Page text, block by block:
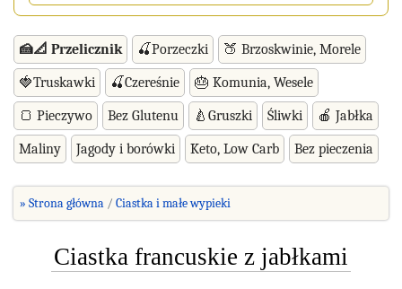
🍰📐 Przelicznik 🍒Porzeczki 🍑 Brzoskwinie, Morele
🍓Truskawki 🍒Czereśnie 🎂 Komunia, Wesele
🍞 Pieczywo Bez Glutenu 🍐Gruszki Śliwki 🍎 Jabłka
Maliny Jagody i borówki Keto, Low Carb Bez pieczenia
» Strona główna Ciastka i małe wypieki
Ciastka francuskie z jabłkami